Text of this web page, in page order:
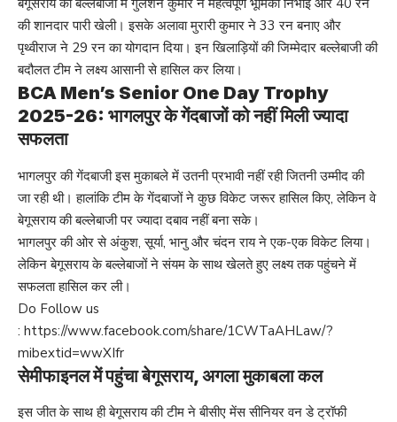
बेगूसराय की बल्लेबाजी में गुलशन कुमार ने महत्वपूर्ण भूमिका निभाई और 40 रन
की शानदार पारी खेली। इसके अलावा मुरारी कुमार ने 33 रन बनाए और
पृथ्वीराज ने 29 रन का योगदान दिया। इन खिलाड़ियों की जिम्मेदार बल्लेबाजी की
बदौलत टीम ने लक्ष्य आसानी से हासिल कर लिया।
BCA Men’s Senior One Day Trophy
2025-26: भागलपुर के गेंदबाजों को नहीं मिली ज्यादा
सफलता
भागलपुर की गेंदबाजी इस मुकाबले में उतनी प्रभावी नहीं रही जितनी उम्मीद की
जा रही थी। हालांकि टीम के गेंदबाजों ने कुछ विकेट जरूर हासिल किए, लेकिन वे
बेगूसराय की बल्लेबाजी पर ज्यादा दबाव नहीं बना सके।
भागलपुर की ओर से अंकुश, सूर्या, भानु और चंदन राय ने एक-एक विकेट लिया।
लेकिन बेगूसराय के बल्लेबाजों ने संयम के साथ खेलते हुए लक्ष्य तक पहुंचने में
सफलता हासिल कर ली।
Do Follow us
: https://www.facebook.com/share/1CWTaAHLaw/?
mibextid=wwXIfr
सेमीफाइनल में पहुंचा बेगूसराय, अगला मुकाबला कल
इस जीत के साथ ही बेगूसराय की टीम ने बीसीए मेंस सीनियर वन डे ट्रॉफी